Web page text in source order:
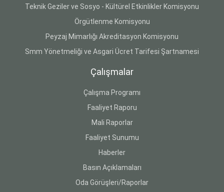
Teknik Geziler ve Sosyo - Kültürel Etkinlikler Komisyonu
Örgütlenme Komisyonu
Peyzaj Mimarlığı Akreditasyon Komisyonu
Smm Yönetmeliği ve Asgari Ücret Tarifesi Şartnamesi
Çalışmalar
Çalışma Programı
Faaliyet Raporu
Mali Raporlar
Faaliyet Sunumu
Haberler
Basın Açıklamaları
Oda Görüşleri/Raporlar